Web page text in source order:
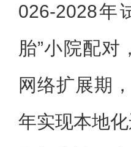
026-2028年
胎”小院配对
网络扩展期
年实现本地